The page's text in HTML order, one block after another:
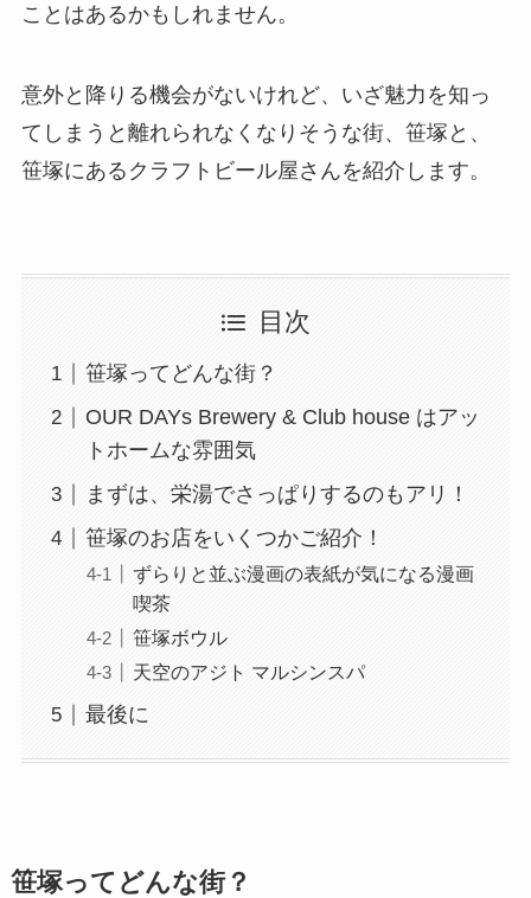
ことはあるかもしれません。
意外と降りる機会がないけれど、いざ魅力を知っ
てしまうと離れられなくなりそうな街、笹塚と、
笹塚にあるクラフトビール屋さんを紹介します。
目次
笹塚ってどんな街？
OUR DAYs Brewery & Club house はアッ
トホームな雰囲気
まずは、栄湯でさっぱりするのもアリ！
笹塚のお店をいくつかご紹介！
ずらりと並ぶ漫画の表紙が気になる漫画
喫茶
笹塚ボウル
天空のアジト マルシンスパ
最後に
笹塚ってどんな街？